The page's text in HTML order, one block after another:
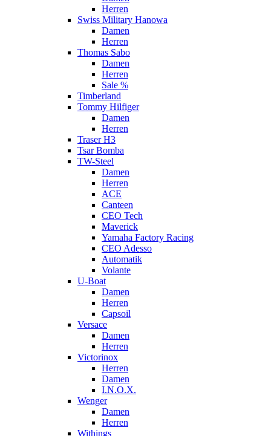
Herren
Swiss Military Hanowa
Damen
Herren
Thomas Sabo
Damen
Herren
Sale %
Timberland
Tommy Hilfiger
Damen
Herren
Traser H3
Tsar Bomba
TW-Steel
Damen
Herren
ACE
Canteen
CEO Tech
Maverick
Yamaha Factory Racing
CEO Adesso
Automatik
Volante
U-Boat
Damen
Herren
Capsoil
Versace
Damen
Herren
Victorinox
Herren
Damen
I.N.O.X.
Wenger
Damen
Herren
Withings